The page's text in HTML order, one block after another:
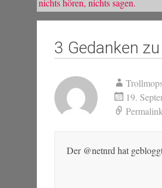
nichts hören, nichts sagen.
3 Gedanken zu
19.
Permalink
Der @netnrd hat